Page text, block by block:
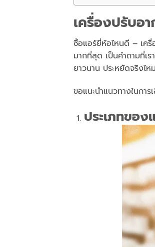
เครื่องปรับอ
ซื้อแอร์ยี่ห้อไหนดี – เครื่
มากที่สุด เป็นคำถามที่เ
ยาวนาน ประหยัดจริงไ
ขอแนะนำแนวทางในกา
ประเภทของ